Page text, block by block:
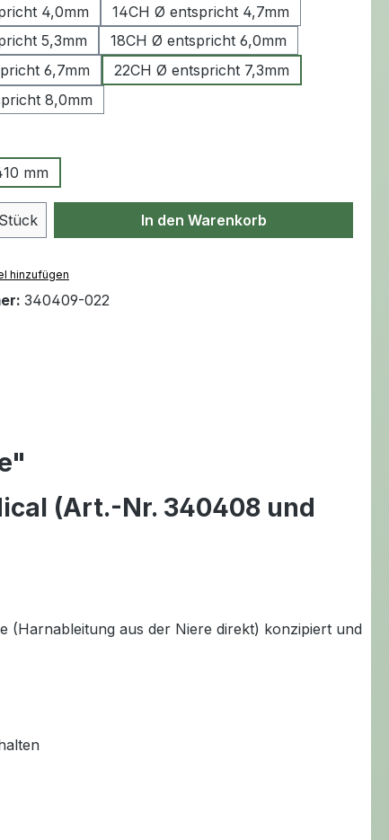
4,0mm
14CH Ø entspricht 4,7mm
5,3mm
18CH Ø entspricht 6,0mm
6,7mm
22CH Ø entspricht 7,3mm
8,0mm
mm
Gib den gewünschten Wert
Stück In den Warenkorb
hinzufügen
340409-022
(Art.-Nr. 340408 und
(Harnableitung aus der Niere direkt) konzipiert und